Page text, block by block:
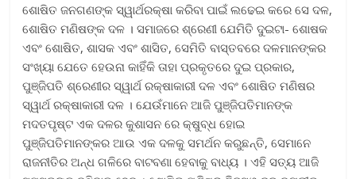
ଶୋଷିତ ଜନଗଣଙ୍କ ସ୍ୱାର୍ଥରକ୍ଷା କରିବା ପାଇଁ ଲଢେଇ କରେ ସେ ଦଳ,
ଶୋଷିତ ମଣିଷଙ୍କ ଦଳ । ସମାଜରେ ଶ୍ରେଣୀ ଯେମିତି ଦୁଇଟା- ଶୋଷକ
ଏବଂ ଶୋଷିତ, ଶାସକ ଏବଂ ଶାସିତ, ସେମିତି ବାସ୍ତବରେ ଦଳମାନଙ୍କର
ସଂଖ୍ୟା ଯେତେ ହେଉନା କାହିଁକି ତାହା ପ୍ରକୃତରେ ଦୁଇ ପ୍ରକାର,
ପୁଞ୍ଜିପତି ଶ୍ରେଣୀର ସ୍ୱାର୍ଥ ରକ୍ଷାକାରୀ ଦଳ ଏବଂ ଶୋଷିତ ମଣିଷର
ସ୍ୱାର୍ଥ ରକ୍ଷାକାରୀ ଦଳ । ଯେଉଁମାନେ ଆଜି ପୁଞ୍ଜିପତିମାନଙ୍କ
ମଦତପୃଷ୍ଟ ଏକ ଦଳର କୁଶାସନ ରେ କ୍ଷୁବ୍ଧ ହୋଇ
ପୁଞ୍ଜିପତିମାନଙ୍କର ଆଉ ଏକ ଦଳକୁ ସମର୍ଥନ କରୁଛନ୍ତି, ସେମାନେ
ରାଜନୀତିର ଅନ୍ଧ ଗଳିରେ ବାଟବଣା ହେବାକୁ ବାଧ୍ୟ । ଏହି ସତ୍ୟ ଆଜି